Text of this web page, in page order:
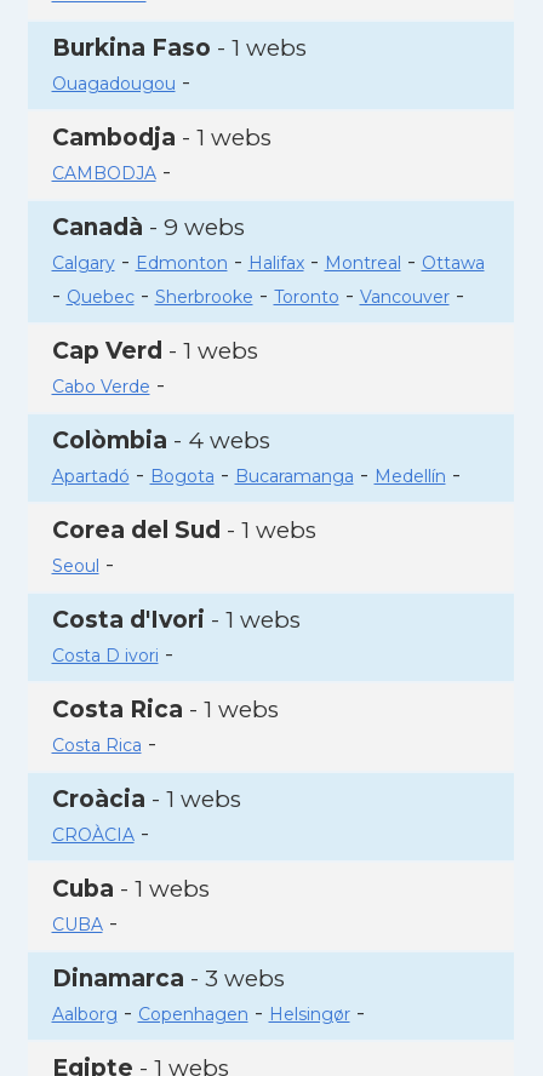
Burkina Faso - 1 webs
Ouagadougou -
Cambodja - 1 webs
CAMBODJA-
Canadà - 9 webs
Calgary- Edmonton - Halifax- Montreal - Ottawa
- Quebec- Sherbrooke - Toronto - Vancouver-
Cap Verd - 1 webs
Cabo Verde -
Colòmbia - 4 webs
Apartadó - Bogota - Bucaramanga - Medellín -
Corea del Sud - 1 webs
Seoul -
Costa d'Ivori - 1 webs
Costa D ivori -
Costa Rica - 1 webs
Costa Rica -
Croàcia - 1 webs
CROÀCIA-
Cuba - 1 webs
CUBA-
Dinamarca - 3 webs
Aalborg - Copenhagen - Helsingør-
Egipte - 1 webs